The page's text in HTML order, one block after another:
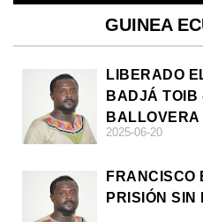
GUINEA
LIBERADO
BADJÁ TOIB
2025-06-20
FRANCISCO
PRISIÓN SIN